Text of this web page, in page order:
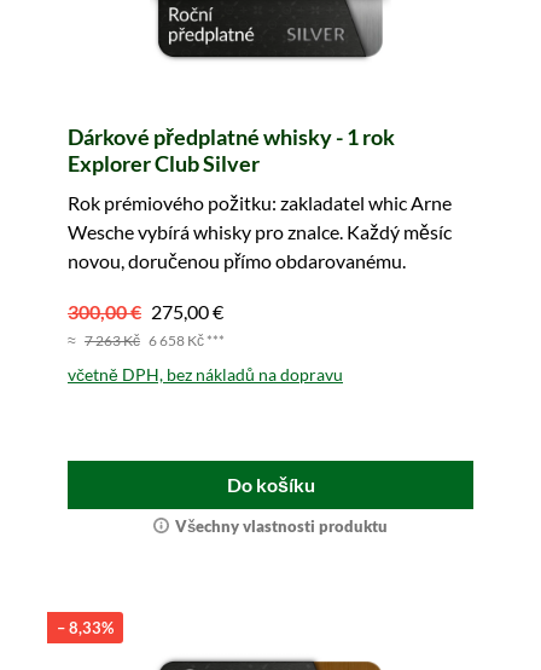
Dárkové předplatné whisky - 1 rok
Explorer Club Silver
Rok prémiového požitku: zakladatel whic Arne
Wesche vybírá whisky pro znalce. Každý měsíc
novou, doručenou přímo obdarovanému.
300,00 € 275,00 €
≈ 7 263 Kč 6 658 Kč ***
včetně DPH, bez nákladů na dopravu
Do košíku
Všechny vlastnosti produktu
– 8,33%